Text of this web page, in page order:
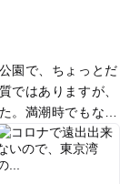
ビニが便利です。
停めます。駐車料
円。最大料金12
円でした...涙 広
です。 ------- 逆方
田」がおすすめで
園で、ちょっとだ
ではありますが、
。満潮時でもなけ
て遊ばせられる
に気晴らしに少し